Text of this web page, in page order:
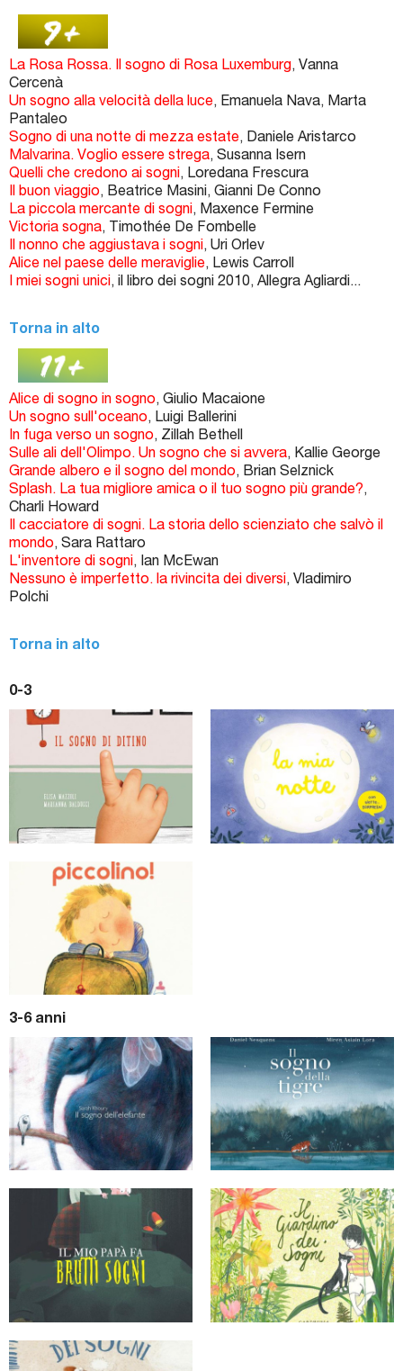
La Rosa Rossa. Il sogno di Rosa Luxemburg, Vanna
Cercenà
Un sogno alla velocità della luce, Emanuela Nava, Marta
Pantaleo
Sogno di una notte di mezza estate, Daniele Aristarco
Malvarina. Voglio essere strega, Susanna Isern
Quelli che credono ai sogni, Loredana Frescura
Il buon viaggio, Beatrice Masini, Gianni De Conno
La piccola mercante di sogni, Maxence Fermine
Victoria sogna, Timothée De Fombelle
Il nonno che aggiustava i sogni, Uri Orlev
Alice nel paese delle meraviglie, Lewis Carroll
I miei sogni unici, il libro dei sogni 2010, Allegra Agliardi...
Torna in alto
Alice di sogno in sogno, Giulio Macaione
Un sogno sull'oceano, Luigi Ballerini
In fuga verso un sogno, Zillah Bethell
Sulle ali dell'Olimpo. Un sogno che si avvera, Kallie George
Grande albero e il sogno del mondo, Brian Selznick
Splash. La tua migliore amica o il tuo sogno più grande?,
Charli Howard
Il cacciatore di sogni. La storia dello scienziato che salvò il
mondo, Sara Rattaro
L'inventore di sogni, Ian McEwan
Nessuno è imperfetto. la rivincita dei diversi, Vladimiro
Polchi
Torna in alto
0-3
3-6 anni